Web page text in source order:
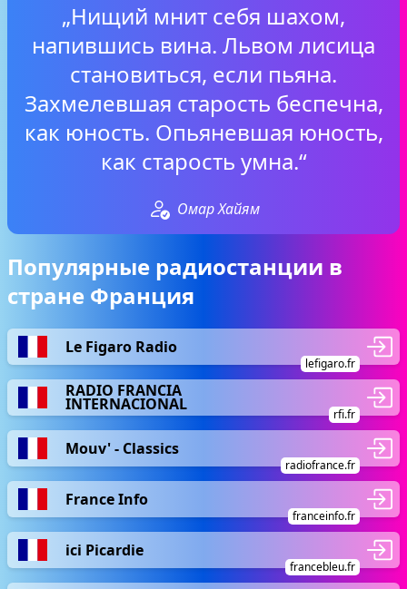
„Нищий мнит себя шахом,
напившись вина. Львом лисица
становиться, если пьяна.
Захмелевшая старость беспечна,
как юность. Опьяневшая юность,
как старость умна.“
Омар Хайям
Популярные радиостанции в
стране Франция
Le Figaro Radio
lefigaro.fr
RADIO FRANCIA
INTERNACIONAL
rfi.fr
Mouv' - Classics
radiofrance.fr
France Info
franceinfo.fr
ici Picardie
francebleu.fr